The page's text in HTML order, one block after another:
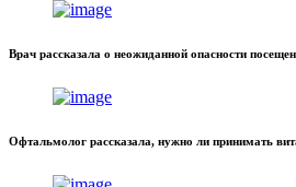
Врач рассказала о неожиданной опасности
Офтальмолог рассказала, нужно ли принимать